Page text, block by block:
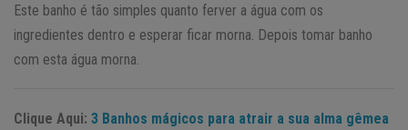
Este banho é tão simples quanto ferver a água com os
ingredientes dentro e esperar ficar morna. Depois tomar banho
com esta água morna.
Clique Aqui: 3 Banhos mágicos para atrair a sua alma gêmea